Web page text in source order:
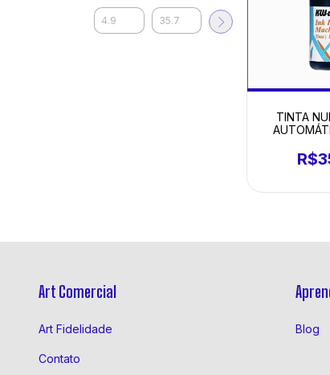
TINTA
Art Comercial
Art Fidelidade
Contato
Blog